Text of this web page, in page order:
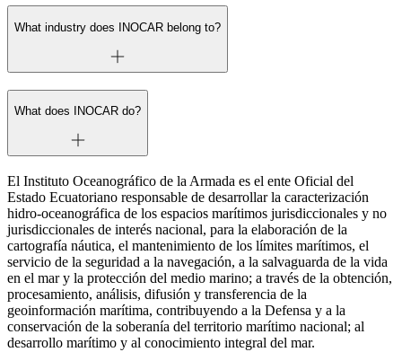
What industry does INOCAR belong to?
What does INOCAR do?
El Instituto Oceanográfico de la Armada es el ente Oficial del
Estado Ecuatoriano responsable de desarrollar la caracterización
hidro-oceanográfica de los espacios marítimos jurisdiccionales y no
jurisdiccionales de interés nacional, para la elaboración de la
cartografía náutica, el mantenimiento de los límites marítimos, el
servicio de la seguridad a la navegación, a la salvaguarda de la vida
en el mar y la protección del medio marino; a través de la obtención,
procesamiento, análisis, difusión y transferencia de la
geoinformación marítima, contribuyendo a la Defensa y a la
conservación de la soberanía del territorio marítimo nacional; al
desarrollo marítimo y al conocimiento integral del mar.